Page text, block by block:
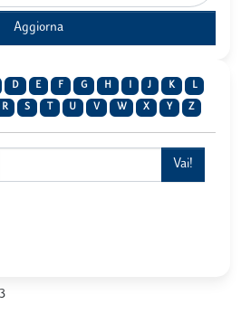
D E F G H J K L
R S U V W X Y Z